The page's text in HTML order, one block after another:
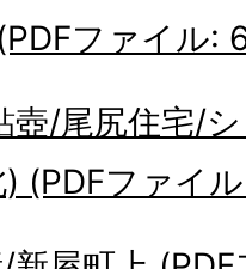
ファイル:
壺/尾尻住宅/
(PDFファイ